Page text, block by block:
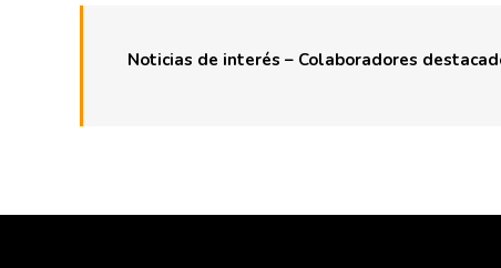
Noticias de interés – Colaboradores